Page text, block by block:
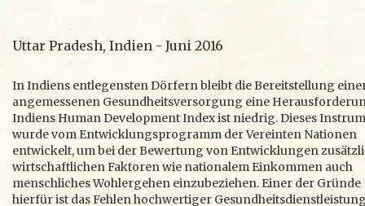
Uttar Pradesh, Indien - Juni 2016
In Indiens entlegensten Dörfern bleibt die Bereitstellung
angemessenen Gesundheitsversorgung eine
Indiens Human Development Index ist niedrig. Dieses
wurde vom Entwicklungsprogramm der Vereinten Nationen
entwickelt, um bei der Bewertung von Entwicklungen
wirtschaftlichen Faktoren wie nationalem Einkommen auch
menschliches Wohlergehen einzubeziehen. Einer der Gründe
hierfür ist das Fehlen hochwertiger